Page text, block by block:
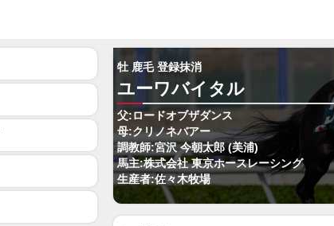
牡 鹿毛 登録抹消
ユーワバイタル
父:ロードオブザダンス
母:クリノネバアー
調教師:宮沢 今朝太郎 (美浦)
馬主:株式会社 東京ホースレーシング
生産者:佐々木牧場